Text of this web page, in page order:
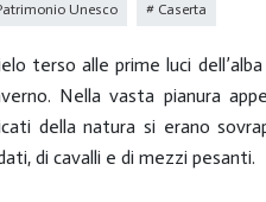
Unesco Caserta
terso alle prime luci
Nella vasta pianura
della natura si erano
di cavalli e di mezzi pesanti.